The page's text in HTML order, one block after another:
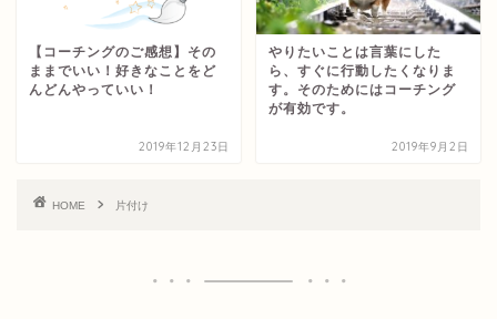
【コーチングのご感想】その
ままでいい！好きなことをど
んどんやっていい！
2019年12月23日
やりたいことは言葉にした
ら、すぐに行動したくなりま
す。そのためにはコーチング
が有効です。
2019年9月2日
HOME 片付け